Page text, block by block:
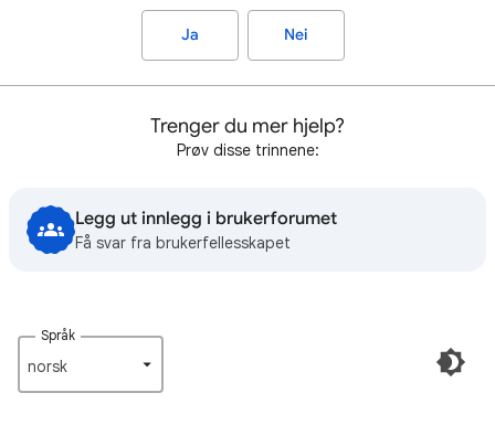
Ja Nei
Trenger du mer hjelp?
Prøv disse trinnene:
Legg ut innlegg i brukerforumet
Få svar fra brukerfellesskapet
Språk
norsk‎